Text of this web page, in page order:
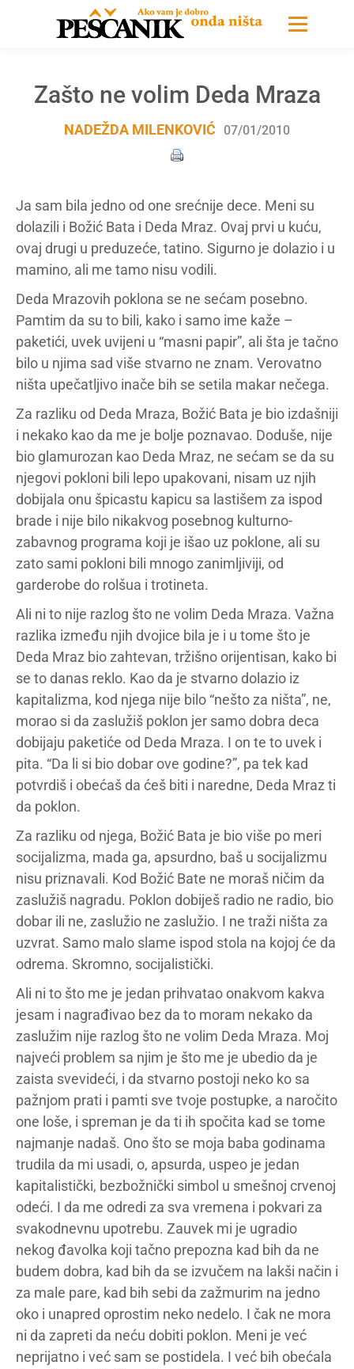
Zašto ne volim Deda Mraza
NADEŽDA MILENKOVIĆ 07/01/2010
Ja sam bila jedno od one srećnije dece. Meni su
dolazili i Božić Bata i Deda Mraz. Ovaj prvi u kuću,
ovaj drugi u preduzeće, tatino. Sigurno je dolazio i u
mamino, ali me tamo nisu vodili.
Deda Mrazovih poklona se ne sećam posebno.
Pamtim da su to bili, kako i samo ime kaže –
paketići, uvek uvijeni u “masni papir”, ali šta je tačno
bilo u njima sad više stvarno ne znam. Verovatno
ništa upečatljivo inače bih se setila makar nečega.
Za razliku od Deda Mraza, Božić Bata je bio izdašniji
i nekako kao da me je bolje poznavao. Doduše, nije
bio glamurozan kao Deda Mraz, ne sećam se da su
njegovi pokloni bili lepo upakovani, nisam uz njih
dobijala onu špicastu kapicu sa lastišem za ispod
brade i nije bilo nikakvog posebnog kulturno-
zabavnog programa koji je išao uz poklone, ali su
zato sami pokloni bili mnogo zanimljiviji, od
garderobe do rolšua i trotineta.
Ali ni to nije razlog što ne volim Deda Mraza. Važna
razlika između njih dvojice bila je i u tome što je
Deda Mraz bio zahtevan, tržišno orijentisan, kako bi
se to danas reklo. Kao da je stvarno dolazio iz
kapitalizma, kod njega nije bilo “nešto za ništa”, ne,
morao si da zaslužiš poklon jer samo dobra deca
dobijaju paketiće od Deda Mraza. I on te to uvek i
pita. “Da li si bio dobar ove godine?”, pa tek kad
potvrdiš i obećaš da ćeš biti i naredne, Deda Mraz ti
da poklon.
Za razliku od njega, Božić Bata je bio više po meri
socijalizma, mada ga, apsurdno, baš u socijalizmu
nisu priznavali. Kod Božić Bate ne moraš ničim da
zaslužiš nagradu. Poklon dobiješ radio ne radio, bio
dobar ili ne, zaslužio ne zaslužio. I ne traži ništa za
uzvrat. Samo malo slame ispod stola na kojoj će da
odrema. Skromno, socijalistički.
Ali ni to što me je jedan prihvatao onakvom kakva
jesam i nagrađivao bez da to moram nekako da
zaslužim nije razlog što ne volim Deda Mraza. Moj
najveći problem sa njim je što me je ubedio da je
zaista svevideći, i da stvarno postoji neko ko sa
pažnjom prati i pamti sve tvoje postupke, a naročito
one loše, i spreman je da ti ih spočita kad se tome
najmanje nadaš. Ono što se moja baba godinama
trudila da mi usadi, o, apsurda, uspeo je jedan
kapitalistički, bezbožnički simbol u smešnoj crvenoj
odeći. I da me odredi za sva vremena i pokvari za
svakodnevnu upotrebu. Zauvek mi je ugradio
nekog đavolka koji tačno prepozna kad bih da ne
budem dobra, kad bih da se izvučem na lakši način i
za male pare, kad bih sebi da zažmurim na jedno
oko i unapred oprostim neko nedelo. I čak ne mora
ni da zapreti da neću dobiti poklon. Meni je već
neprijatno i već sam se postidela. I već bih obećala